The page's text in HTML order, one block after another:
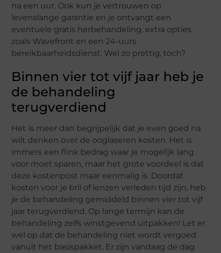
na een uur. Ook kun je vertrouwen op
levenslange garantie en je ontvangt een
eventuele gratis herbehandeling, extra opties
zoals Wavefront en een 24-uurs
bereikbaarheidsdienst. Wel zo prettig, toch?
Binnen vier tot vijf jaar heb je
de behandeling
terugverdiend
Het is meer dan begrijpelijk dat je even goed na
wilt denken over de ooglaseren kosten. Het is
immers een flink bedrag waar je mogelijk lang
voor moet sparen, maar het grote voordeel is dat
deze kostenpost maar eenmalig is. Doordat
kosten voor je bril of lenzen verleden tijd zijn, heb
je de behandeling gemiddeld binnen vier tot vijf
jaar terugverdiend. Op lange termijn kan de
behandeling zelfs winstgevend uitpakken! Let er
wel op dat de behandeling niet wordt vergoed
vanuit het basispakket. Er zijn vandaag de dag